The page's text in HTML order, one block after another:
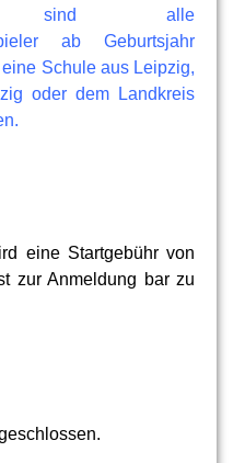
sind alle
ab Geburtsjahr
Schule aus Leipzig,
oder dem Landkreis
eine Startgebühr von
zur Anmeldung bar zu